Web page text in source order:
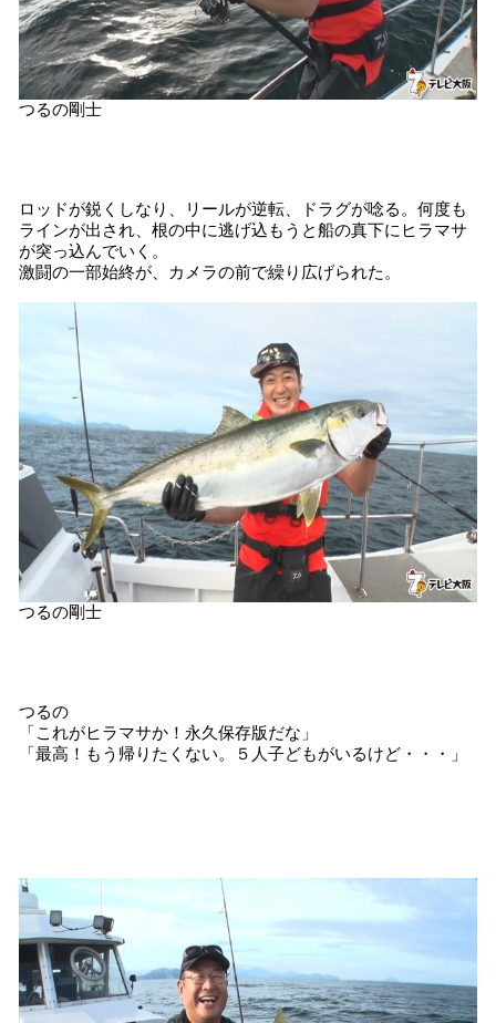
つるの剛士
ロッドが鋭くしなり、リールが逆転、ドラグが唸る。何度も
ラインが出され、根の中に逃げ込もうと船の真下にヒラマサ
が突っ込んでいく。
激闘の一部始終が、カメラの前で繰り広げられた。
つるの剛士
つるの
「これがヒラマサか！永久保存版だな」
「最高！もう帰りたくない。５人子どもがいるけど・・・」